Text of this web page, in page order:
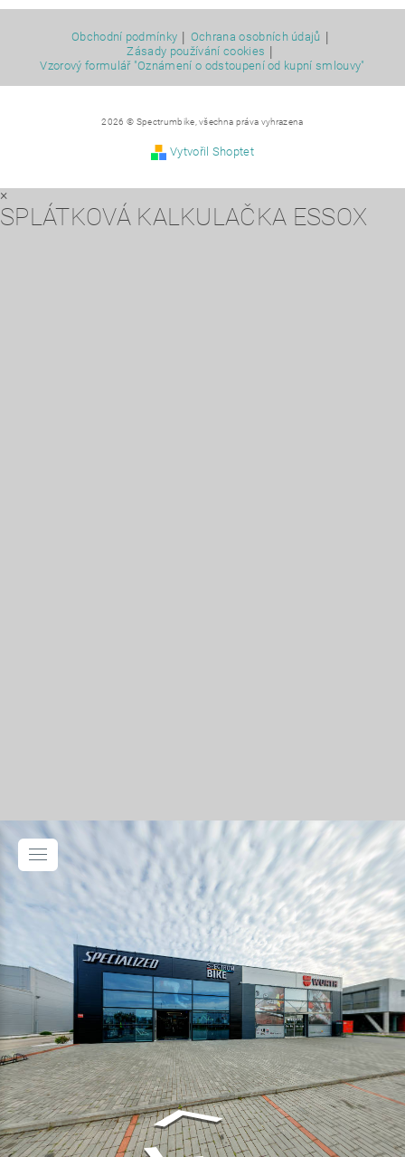
Obchodní podmínky | Ochrana osobních údajů |
Zásady používání cookies |
Vzorový formulář "Oznámení o odstoupení od kupní smlouvy"
2026 © Spectrumbike, všechna práva vyhrazena
Vytvořil Shoptet
×
SPLÁTKOVÁ KALKULAČKA ESSOX